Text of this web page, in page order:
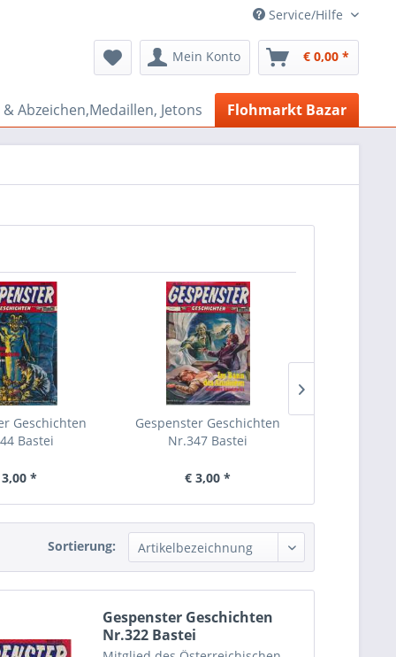
Service/Hilfe
Mein Konto € 0,00 *
Abzeichen,Medaillen, Jetons Flohmarkt Bazar
Geschichten
Bastei
*
Gespenster Geschichten
Nr.347 Bastei
€ 3,00 *
Sortierung:
Gespenster Geschichten
Nr.322 Bastei